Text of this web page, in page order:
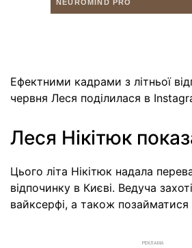
Ефектними кадрами з літньої
червня Леся поділилася в
Леся Нікітюк
Цього літа Нікітюк надала
відпочинку в Києві. Ведуча
вайксерфі, а також позайматися
РЕКЛАМА